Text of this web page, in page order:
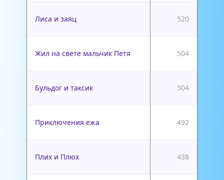
Лиса и заяц 520
Жил на свете мальчик Петя 504
Бульдог и таксик 504
Приключения ежа 492
Плих и Плюх 438